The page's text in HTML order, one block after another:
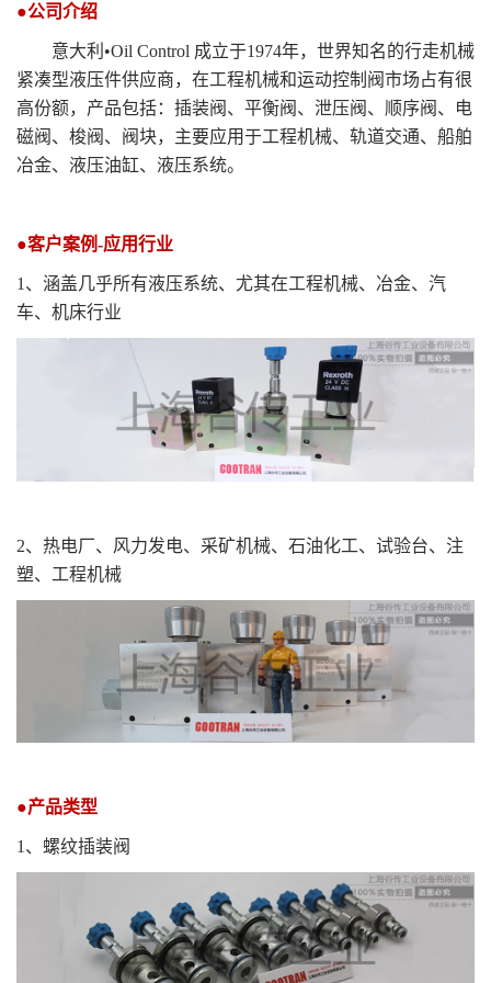
●公司介绍
意大利•Oil Control 成立于1974年，世界知名的行走机械
紧凑型液压件供应商，在工程机械和运动控制阀市场占有很
高份额，产品包括：插装阀、平衡阀、泄压阀、顺序阀、电
磁阀、梭阀、阀块，主要应用于工程机械、轨道交通、船舶
冶金、液压油缸、液压系统。
●客户案例-应用行业
1 、涵盖几乎所有液压系统、尤其在工程机械、冶金、汽
车、机床行业
2、热电厂、风力发电、采矿机械、石油化工、试验台、注
塑、工程机械
●产品类型
1 、螺纹插装阀